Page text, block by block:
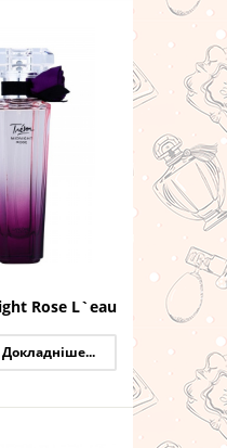
Rose L`eau
Докладніше...